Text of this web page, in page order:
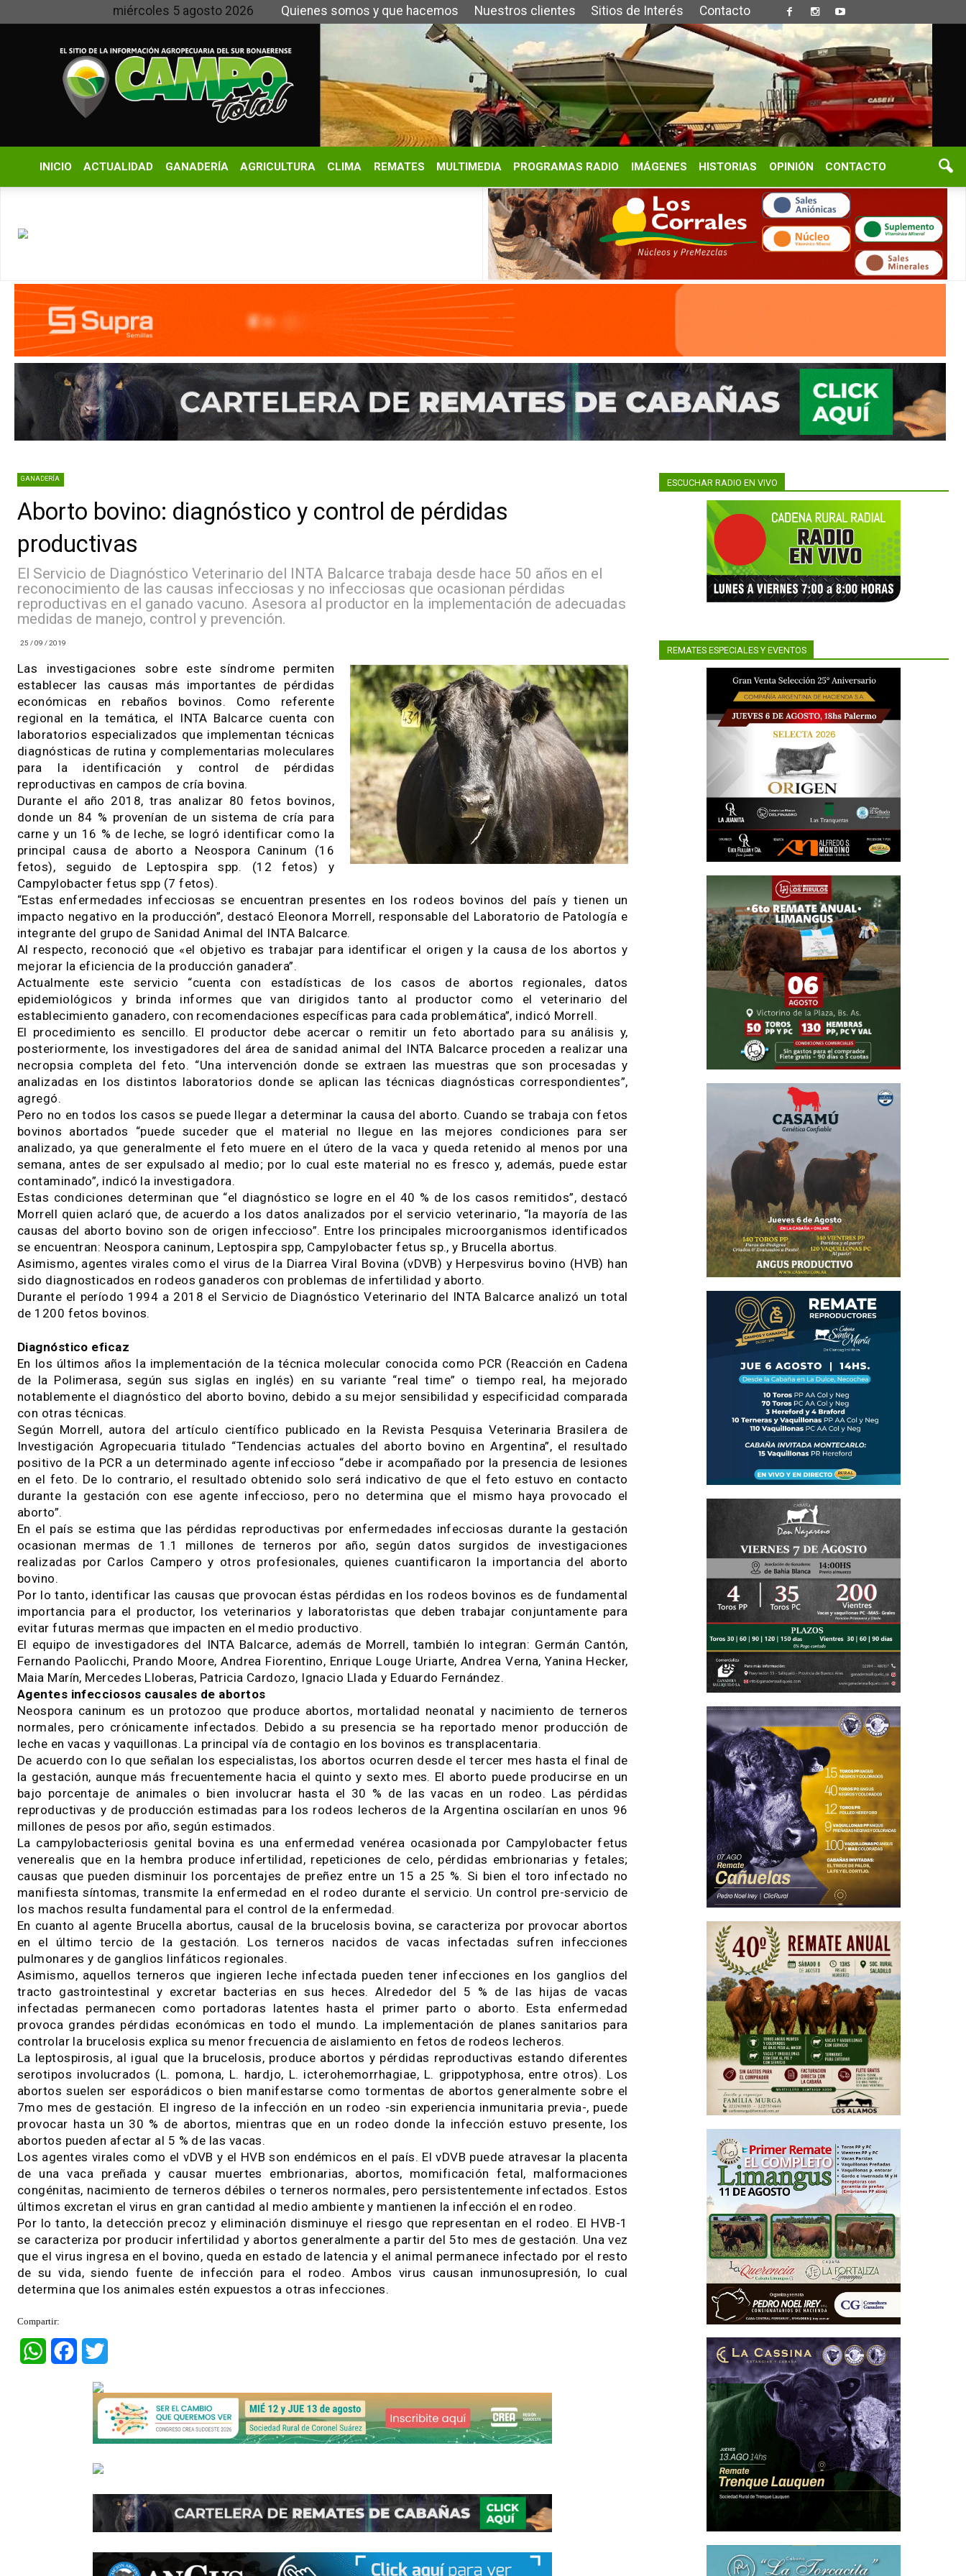
miércoles 5 agosto 2026 Quienes somos y que hacemos Nuestros clientes Sitios de Interés Contacto
REMATES MULTIMEDIA PROGRAMAS RADIO IMÁGENES HISTORIAS OPINIÓN CONTACTO
Aborto bovino: diagnóstico y control de pérdidas
productivas
El Servicio de Diagnóstico Veterinario del INTA Balcarce trabaja desde hace 50 años en el
reproductivas en el ganado vacuno. Asesora al productor en la implementación de adecuadas
medidas de manejo, control y prevención.
25 / 09 / 2019
Las investigaciones sobre este síndrome permiten
establecer las causas más importantes de pérdidas
económicas en rebaños bovinos. Como referente
regional en la temática, el INTA Balcarce cuenta con
laboratorios especializados que implementan técnicas
diagnósticas de rutina y complementarias moleculares
para la identificación y control de pérdidas
reproductivas en campos de cría bovina.
Durante el año 2018, tras analizar 80 fetos bovinos,
donde un 84 % provenían de un sistema de cría para
carne y un 16 % de leche, se logró identificar como la
principal causa de aborto a Neospora Caninum (16
fetos), seguido de Leptospira spp. (12 fetos) y
Campylobacter fetus spp (7 fetos).
“Estas enfermedades infecciosas se encuentran presentes en los rodeos bovinos del país y tienen un
impacto negativo en la producción”, destacó Eleonora Morrell, responsable del Laboratorio de Patología e
integrante del grupo de Sanidad Animal del INTA Balcarce.
Al respecto, reconoció que «el objetivo es trabajar para identificar el origen y la causa de los abortos y
mejorar la eficiencia de la producción ganadera”.
Actualmente este servicio “cuenta con estadísticas de los casos de abortos regionales, datos
epidemiológicos y brinda informes que van dirigidos tanto al productor como el veterinario del
establecimiento ganadero, con recomendaciones específicas para cada problemática”, indicó Morrell.
El procedimiento es sencillo. El productor debe acercar o remitir un feto abortado para su análisis y,
posteriormente, los investigadores del área de sanidad animal del INTA Balcarce proceden a realizar una
necropsia completa del feto. “Una intervención donde se extraen las muestras que son procesadas y
analizadas en los distintos laboratorios donde se aplican las técnicas diagnósticas correspondientes”,
agregó.
Pero no en todos los casos se puede llegar a determinar la causa del aborto. Cuando se trabaja con fetos
bovinos abortados “puede suceder que el material no llegue en las mejores condiciones para ser
analizado, ya que generalmente el feto muere en el útero de la vaca y queda retenido al menos por una
semana, antes de ser expulsado al medio; por lo cual este material no es fresco y, además, puede estar
contaminado”, indicó la investigadora.
Morrell quien aclaró que, de acuerdo a los datos analizados por el servicio veterinario, “la mayoría de las
causas del aborto bovino son de origen infeccioso”. Entre los principales microorganismos identificados
se encuentran: Neospora caninum, Leptospira spp, Campylobacter fetus sp., y Brucella abortus.
Asimismo, agentes virales como el virus de la Diarrea Viral Bovina (vDVB) y Herpesvirus bovino (HVB) han
sido diagnosticados en rodeos ganaderos con problemas de infertilidad y aborto.
Durante el período 1994 a 2018 el Servicio de Diagnóstico Veterinario del INTA Balcarce analizó un total
de 1200 fetos bovinos.
Diagnóstico eficaz
En los últimos años la implementación de la técnica molecular conocida como PCR (Reacción en Cadena
de la Polimerasa, según sus siglas en inglés) en su variante “real time” o tiempo real, ha mejorado
notablemente el diagnóstico del aborto bovino, debido a su mejor sensibilidad y especificidad comparada
con otras técnicas.
Según Morrell, autora del artículo científico publicado en la Revista Pesquisa Veterinaria Brasilera de
Investigación Agropecuaria titulado “Tendencias actuales del aborto bovino en Argentina”, el resultado
positivo de la PCR a un determinado agente infeccioso “debe ir acompañado por la presencia de lesiones
en el feto. De lo contrario, el resultado obtenido solo será indicativo de que el feto estuvo en contacto
durante la gestación con ese agente infeccioso, pero no determina que el mismo haya provocado el
aborto”.
En el país se estima que las pérdidas reproductivas por enfermedades infecciosas durante la gestación
ocasionan mermas de 1.1 millones de terneros por año, según datos surgidos de investigaciones
realizadas por Carlos Campero y otros profesionales, quienes cuantificaron la importancia del aborto
bovino.
Por lo tanto, identificar las causas que provocan éstas pérdidas en los rodeos bovinos es de fundamental
importancia para el productor, los veterinarios y laboratoristas que deben trabajar conjuntamente para
evitar futuras mermas que impacten en el medio productivo.
El equipo de investigadores del INTA Balcarce, además de Morrell, también lo integran: Germán Cantón,
Fernando Paolicchi, Prando Moore, Andrea Fiorentino, Enrique Louge Uriarte, Andrea Verna, Yanina Hecker,
Maia Marín, Mercedes Lloberas, Patricia Cardozo, Ignacio Llada y Eduardo Fernández.
Agentes infecciosos causales de abortos
Neospora caninum es un protozoo que produce abortos, mortalidad neonatal y nacimiento de terneros
normales, pero crónicamente infectados. Debido a su presencia se ha reportado menor producción de
leche en vacas y vaquillonas. La principal vía de contagio en los bovinos es transplacentaria.
De acuerdo con lo que señalan los especialistas, los abortos ocurren desde el tercer mes hasta el final de
la gestación, aunque más frecuentemente hacia el quinto y sexto mes. El aborto puede producirse en un
bajo porcentaje de animales o bien involucrar hasta el 30 % de las vacas en un rodeo. Las pérdidas
reproductivas y de producción estimadas para los rodeos lecheros de la Argentina oscilarían en unos 96
millones de pesos por año, según estimados.
La campylobacteriosis genital bovina es una enfermedad venérea ocasionada por Campylobacter fetus
venerealis que en la hembra produce infertilidad, repeticiones de celo, pérdidas embrionarias y fetales;
causas que pueden disminuir los porcentajes de preñez entre un 15 a 25 %. Si bien el toro infectado no
manifiesta síntomas, transmite la enfermedad en el rodeo durante el servicio. Un control pre-servicio de
los machos resulta fundamental para el control de la enfermedad.
En cuanto al agente Brucella abortus, causal de la brucelosis bovina, se caracteriza por provocar abortos
en el último tercio de la gestación. Los terneros nacidos de vacas infectadas sufren infecciones
pulmonares y de ganglios linfáticos regionales.
Asimismo, aquellos terneros que ingieren leche infectada pueden tener infecciones en los ganglios del
tracto gastrointestinal y excretar bacterias en sus heces. Alrededor del 5 % de las hijas de vacas
infectadas permanecen como portadoras latentes hasta el primer parto o aborto. Esta enfermedad
provoca grandes pérdidas económicas en todo el mundo. La implementación de planes sanitarios para
controlar la brucelosis explica su menor frecuencia de aislamiento en fetos de rodeos lecheros.
La leptospirosis, al igual que la brucelosis, produce abortos y pérdidas reproductivas estando diferentes
abortos suelen ser esporádicos o bien manifestarse como tormentas de abortos generalmente sobre el
7mo mes de gestación. El ingreso de la infección en un rodeo -sin experiencia inmunitaria previa-, puede
provocar hasta un 30 % de abortos, mientras que en un rodeo donde la infección estuvo presente, los
abortos pueden afectar al 5 % de las vacas.
Los agentes virales como el vDVB y el HVB son endémicos en el país. El vDVB puede atravesar la placenta
de una vaca preñada y causar muertes embrionarias, abortos, momificación fetal, malformaciones
congénitas, nacimiento de terneros débiles o terneros normales, pero persistentemente infectados. Estos
Por lo tanto, la detección precoz y eliminación disminuye el riesgo que representan en el rodeo. El HVB-1
que el virus ingresa en el bovino, queda en estado de latencia y el animal permanece infectado por el resto
de su vida, siendo fuente de infección para el rodeo. Ambos virus causan inmunosupresión, lo cual
ESCUCHAR RADIO EN VIVO
REMATES ESPECIALES Y EVENTOS